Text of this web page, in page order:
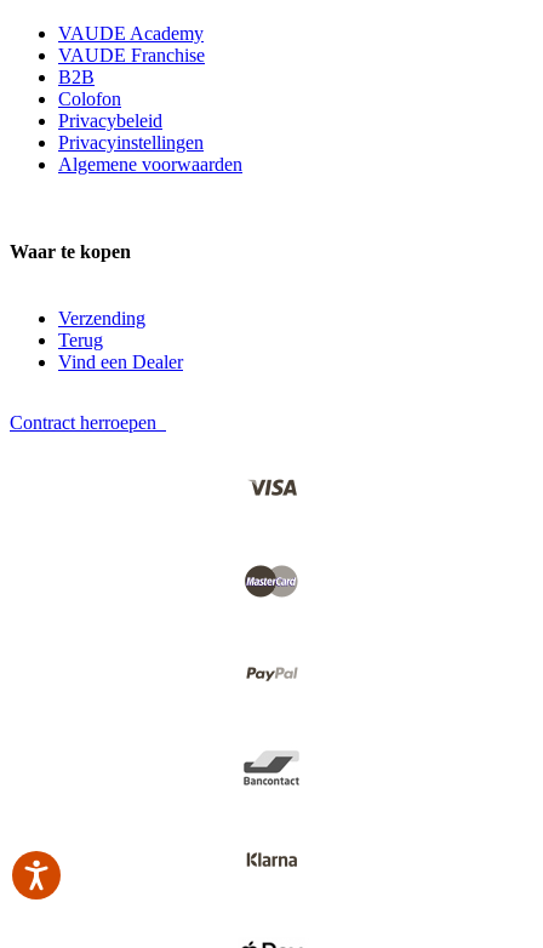
VAUDE Academy
VAUDE Franchise
B2B
Colofon
Privacybeleid
Privacyinstellingen
Algemene voorwaarden
Waar te kopen
Verzending
Terug
Vind een Dealer
Contract herroepen